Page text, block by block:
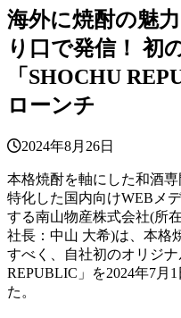
海外に焼酎の魅
り口で発信！ 初
「SHOCHU
ローンチ
2024年8月26日
本格焼酎を軸にした和酒
特化した国内向けWEBメ
する南山物産株式会社(所
社長：中山 大希)は、本格
すべく、自社初のオリジ
REPUBLIC」を2024年7月
た。